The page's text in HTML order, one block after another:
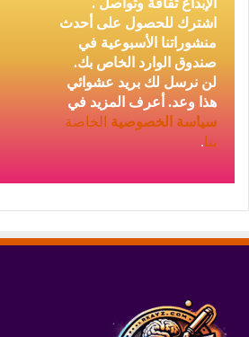
الإبداع ثقافة وتواصل .
اشترك للحصول على أحدث
منشوراتنا الأسبوعية في
صندوق الوارد الخاص بك.
لن نرسل لك بريد عشوائي
هذا وعد. أعرف المزيد في
سياسة الخصوصية الخاصة
بنا.